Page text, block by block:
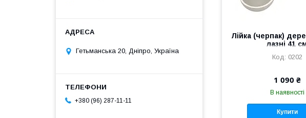
Лійка (черпак)
лазні 41
0202
1 090 ₴
В наявності
Купити
Гетьманська 20, Дніпро, Україна
+380 (96) 287-11-11